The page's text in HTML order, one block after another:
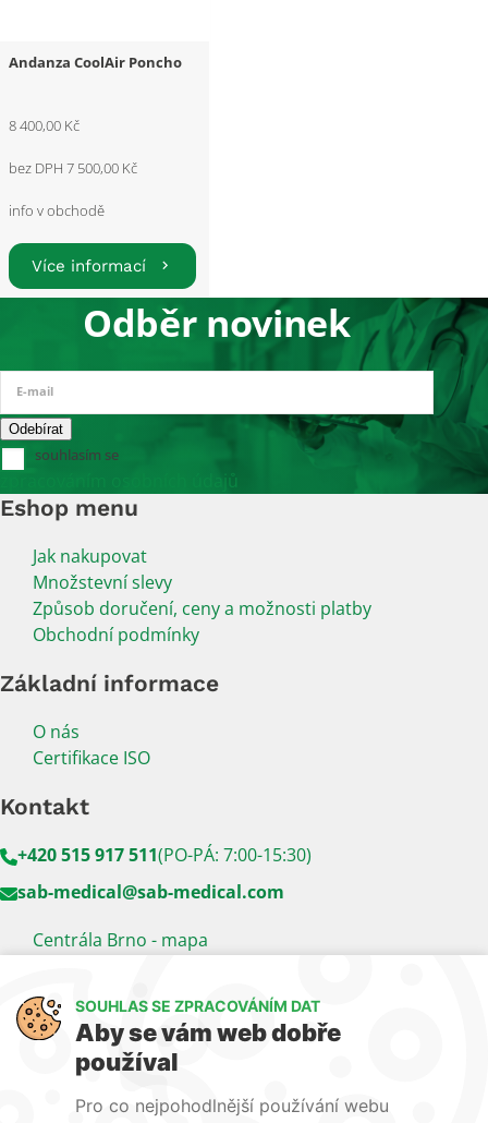
Andanza CoolAir Poncho
8 400,00 Kč
bez DPH 7 500,00 Kč
info v obchodě
Více informací
Odběr novinek
E-mail
souhlasím se
zpracováním osobních údajů
Eshop menu
Jak nakupovat
Množstevní slevy
Způsob doručení, ceny a možnosti platby
Obchodní podmínky
Základní informace
O nás
Certifikace ISO
Kontakt
+420 515 917 511(PO-PÁ: 7:00-15:30)
sab-medical@sab-medical.com
Centrála Brno - mapa
Sledujte nás
LinkedIn Facebook
SOUHLAS SE ZPRACOVÁNÍM DAT
Aby se vám web dobře
používal
Pro co nejpohodlnější používání webu